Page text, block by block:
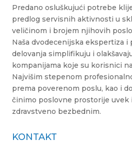
Predano osluškujući potrebe
predlog servisnih aktivnosti u
veličinom i brojem njihovih
Naša dvodecenijska ekspertiza i
delovanja simplifikuju i
kompanijama koje su korisnici
Najvišim stepenom
prema poverenom poslu, kao i
činimo poslovne prostorije uvek
zdravstveno bezbednim.
KONTAKT